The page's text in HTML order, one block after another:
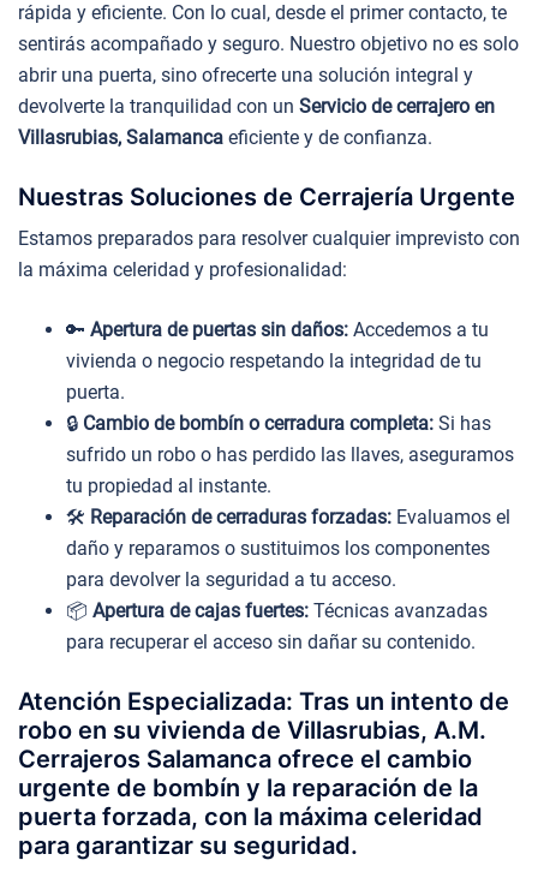
rápida y eficiente. Con lo cual, desde el primer contacto, te
sentirás acompañado y seguro. Nuestro objetivo no es solo
abrir una puerta, sino ofrecerte una solución integral y
devolverte la tranquilidad con un Servicio de cerrajero en
Villasrubias, Salamanca eficiente y de confianza.
Nuestras Soluciones de Cerrajería Urgente
Estamos preparados para resolver cualquier imprevisto con
la máxima celeridad y profesionalidad:
🔑 Apertura de puertas sin daños: Accedemos a tu
vivienda o negocio respetando la integridad de tu
puerta.
🔒 Cambio de bombín o cerradura completa: Si has
sufrido un robo o has perdido las llaves, aseguramos
tu propiedad al instante.
🛠️ Reparación de cerraduras forzadas: Evaluamos el
daño y reparamos o sustituimos los componentes
para devolver la seguridad a tu acceso.
📦 Apertura de cajas fuertes: Técnicas avanzadas
para recuperar el acceso sin dañar su contenido.
Atención Especializada: Tras un intento de
robo en su vivienda de Villasrubias, A.M.
Cerrajeros Salamanca ofrece el cambio
urgente de bombín y la reparación de la
puerta forzada, con la máxima celeridad
para garantizar su seguridad.